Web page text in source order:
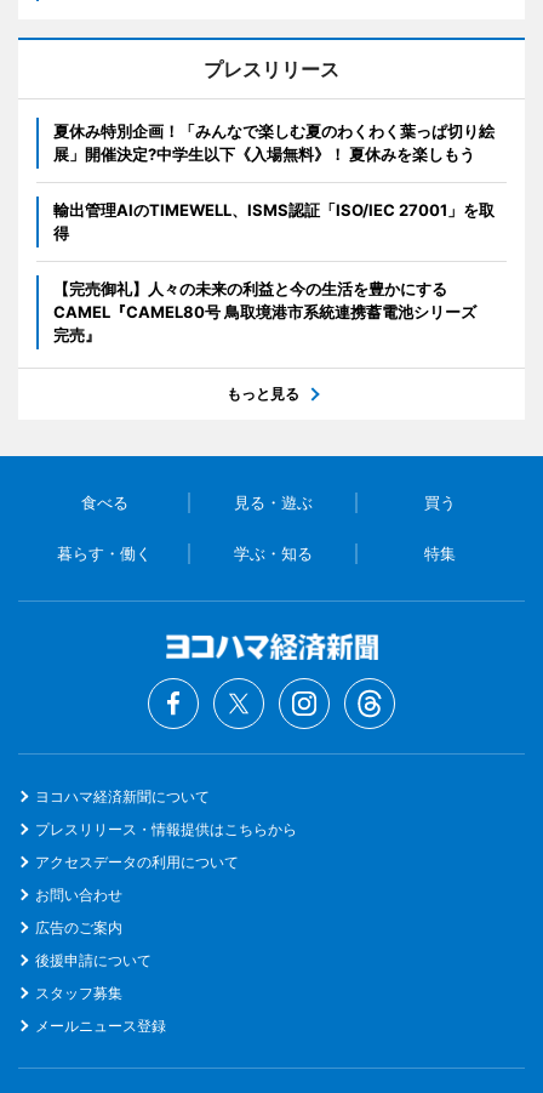
プレスリリース
夏休み特別企画！「みんなで楽しむ夏のわくわく葉っぱ切り絵
展」開催決定?中学生以下《入場無料》！ 夏休みを楽しもう
輸出管理AIのTIMEWELL、ISMS認証「ISO/IEC 27001」を取
得
【完売御礼】人々の未来の利益と今の生活を豊かにする
CAMEL『CAMEL80号 鳥取境港市系統連携蓄電池シリーズ
完売』
もっと見る
食べる 見る・遊ぶ 買う
暮らす・働く 学ぶ・知る 特集
ヨコハマ経済新聞について
プレスリリース・情報提供はこちらから
アクセスデータの利用について
お問い合わせ
広告のご案内
後援申請について
スタッフ募集
メールニュース登録